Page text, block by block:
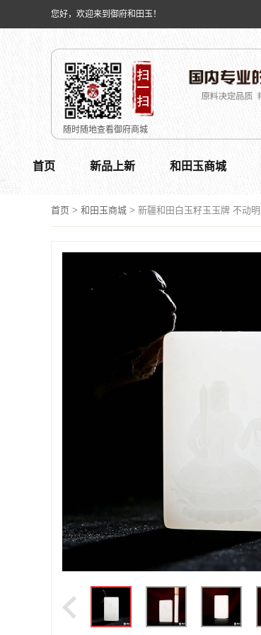
您好，欢迎来到御府和田玉！
随时随地查看御府商城
首页 新品上新 和田玉商城
首页 > 和田玉商城 > 新疆和田白玉籽玉玉牌 不动